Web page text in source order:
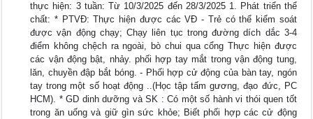
thực hiện: 3 tuần: Từ 10/3/2025 đến 28/3/2025 1. Phát triển thể
chất: * PTVĐ: Thực hiện được các VĐ - Trẻ có thể kiểm soát
được vận động chạy; Chạy liên tục trong đường dích dắc 3-4
điểm không chệch ra ngoài, bò chui qua cổng Thực hiện được
các vận động bật, nhảy. phối hợp tay mắt trong vận động tung,
lăn, chuyền đập bắt bóng. - Phối hợp cử động của bàn tay, ngón
tay trong một số hoạt động ..(Học tập tấm gương, đạo đức, PC
HCM). * GD dinh dưỡng và SK : Có một số hành vi thói quen tốt
trong ăn uống và giữ gìn sức khỏe; Biết phối hợp các cử động